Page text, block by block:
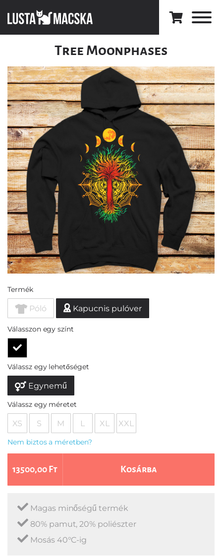
Tree Moonphases
Termék
Póló Kapucnis pulóver
Válasszon egy színt
Válassz egy lehetőséget
Egynemű
Válassz egy méretet
XS S M L XL XXL
Nem biztos a méretben?
13500,00 Ft Kosárba
Magas minőségű termék
80% pamut, 20% poliészter
Mosás 40°C-ig